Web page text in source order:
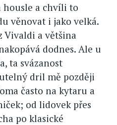
housle a chvíli to
věnovat i jako velká.
Vivaldi a většina
dodnes. Ale u
ta svázanost
dril mě později
často na kytaru a
od lidovek přes
po klasické